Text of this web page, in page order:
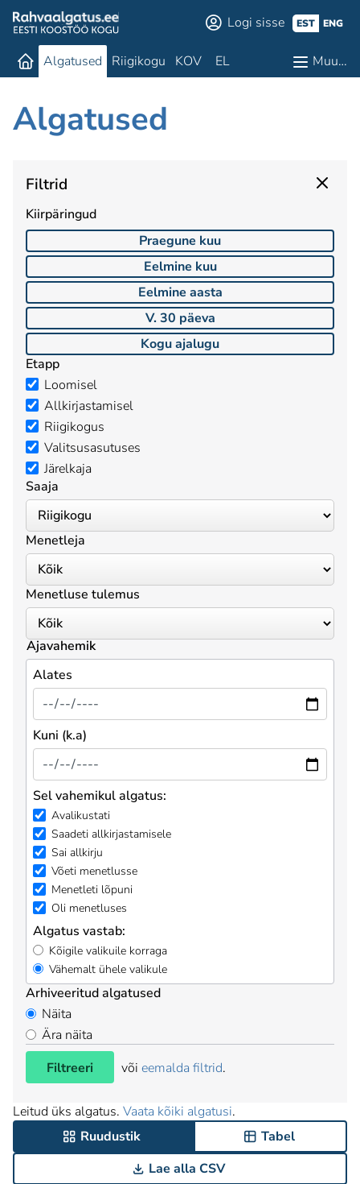
Logi sisse EST ENG
Algatused Riigikogu KOV EL Muu…
Algatused
Filtrid
Kiirpäringud
Praegune kuu
Eelmine kuu
Eelmine aasta
V. 30 päeva
Kogu ajalugu
Etapp
Loomisel
Allkirjastamisel
Riigikogus
Valitsusasutuses
Järelkaja
Saaja
Menetleja
Menetluse tulemus
Ajavahemik
Alates
Kuni (k.a)
Sel vahemikul algatus:
Avalikustati
Saadeti allkirjastamisele
Sai allkirju
Võeti menetlusse
Menetleti lõpuni
Oli menetluses
Algatus vastab:
Kõigile valikuile korraga
Vähemalt ühele valikule
Arhiveeritud algatused
Näita
Ära näita
Filtreeri
või eemalda filtrid.
Leitud üks algatus. Vaata kõiki algatusi.
Ruudustik
Tabel
Lae alla CSV